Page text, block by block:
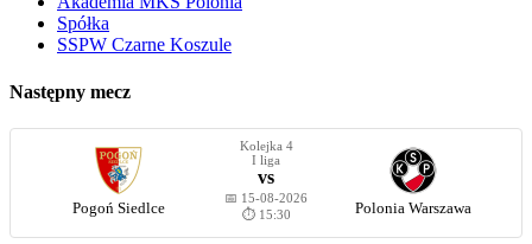
Spółka
SSPW Czarne Koszule
Następny mecz
Pogoń Siedlce
Kolejka 4
I liga
vs
📅 15-08-2026
⏱️ 15:30
Polonia Warszawa